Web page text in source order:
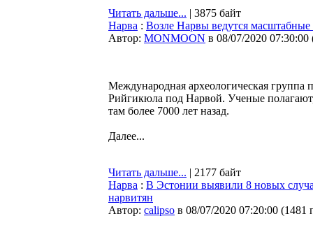
Читать дальше... | 3875 байт
Нарва : Возле Нарвы ведутся масштабные
Автор: MONMOON в 08/07/2020 07:30:00
Международная археологическая группа
Рийгикюла под Нарвой. Ученые полагают,
там более 7000 лет назад.
Далее...
Читать дальше... | 2177 байт
Нарва : В Эстонии выявили 8 новых
нарвитян
Автор: calipso в 08/07/2020 07:20:00 (1481